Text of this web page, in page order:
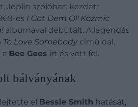
Joplin szólóban kezdett
es I Got Dem Ol' Kozmic
albumával debütált. A legendás
To Love Somebody című dal,
Bee Gees írt és vett fel.
bálványának
el Bessie Smith hatását,